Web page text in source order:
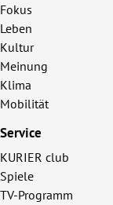
Fokus
Leben
Kultur
Meinung
Klima
Mobilität
Service
KURIER club
Spiele
TV-Programm